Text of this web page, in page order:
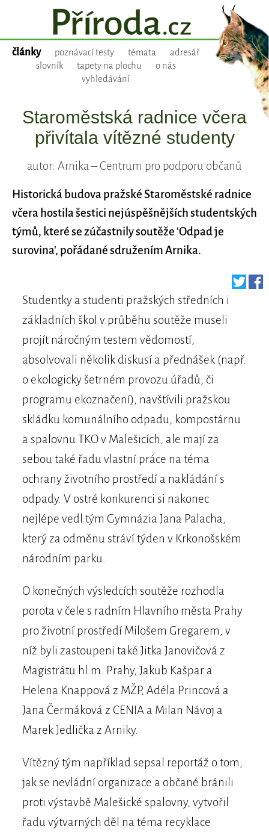
články poznávací testy témata
adresář
slovník
tapety na plochu
o nás
vyhledávání
Staroměstská radnice včera
přivítala vítězné studenty
autor: Arnika – Centrum pro podporu občanů
Historická budova pražské Staroměstské radnice
včera hostila šestici nejúspěšnějších studentských
týmů, které se zúčastnily soutěže 'Odpad je
surovina', pořádané sdružením Arnika.
Studentky a studenti pražských středních i
základních škol v průběhu soutěže museli
projít náročným testem vědomostí,
absolvovali několik diskusí a přednášek (např.
o ekologicky šetrném provozu úřadů, či
programu ekoznačení), navštívili pražskou
skládku komunálního odpadu, kompostárnu
a spalovnu TKO v Malešicích, ale mají za
sebou také řadu vlastní práce na téma
ochrany životního prostředí a nakládání s
odpady. V ostré konkurenci si nakonec
nejlépe vedl tým Gymnázia Jana Palacha,
který za odměnu stráví týden v Krkonošském
národním parku.
O konečných výsledcích soutěže rozhodla
porota v čele s radním Hlavního města Prahy
pro životní prostředí Milošem Gregarem, v
níž byli zastoupeni také Jitka Janovičová z
Magistrátu hl.m. Prahy, Jakub Kašpar a
Helena Knappová z MŽP, Adéla Princová a
Jana Čermáková z CENIA a Milan Návoj a
Marek Jedlička z Arniky.
Vítězný tým například sepsal reportáž o tom,
jak se nevládní organizace a občané bránili
proti výstavbě Malešické spalovny, vytvořil
řadu výtvarných děl na téma recyklace